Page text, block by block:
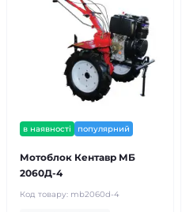
в наявності популярний
Мотоблок Кентавр МБ
2060Д-4
Код товару: mb2060d-4